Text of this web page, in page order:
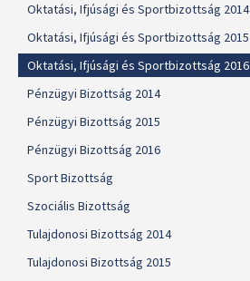
Oktatási, Ifjúsági és Sportbizottság 2014
Oktatási, Ifjúsági és Sportbizottság 2015
Oktatási, Ifjúsági és Sportbizottság 2016
Pénzügyi Bizottság 2014
Pénzügyi Bizottság 2015
Pénzügyi Bizottság 2016
Sport Bizottság
Szociális Bizottság
Tulajdonosi Bizottság 2014
Tulajdonosi Bizottság 2015